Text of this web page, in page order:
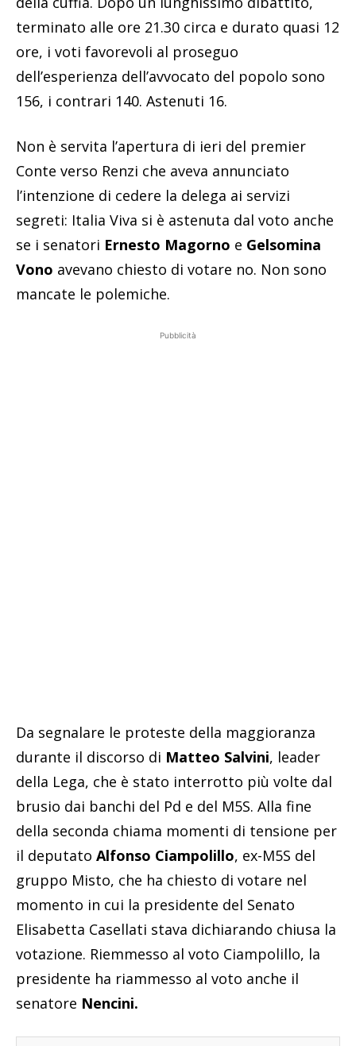
terminato alle ore 21.30 circa e durato quasi 12
ore, i voti favorevoli al proseguo
dell’esperienza dell’avvocato del popolo sono
156, i contrari 140. Astenuti 16.
Non è servita l’apertura di ieri del premier
Conte verso Renzi che aveva annunciato
l’intenzione di cedere la delega ai servizi
segreti: Italia Viva si è astenuta dal voto anche
se i senatori Ernesto Magorno e Gelsomina
Vono avevano chiesto di votare no. Non sono
mancate le polemiche.
Pubblicità
Da segnalare le proteste della maggioranza
durante il discorso di Matteo Salvini, leader
della Lega, che è stato interrotto più volte dal
brusio dai banchi del Pd e del M5S. Alla fine
della seconda chiama momenti di tensione per
il deputato Alfonso Ciampolillo, ex-M5S del
gruppo Misto, che ha chiesto di votare nel
momento in cui la presidente del Senato
Elisabetta Casellati stava dichiarando chiusa la
votazione. Riemmesso al voto Ciampolillo, la
presidente ha riammesso al voto anche il
senatore Nencini.